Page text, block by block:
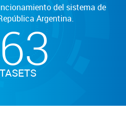
del sistema de
Argentina.